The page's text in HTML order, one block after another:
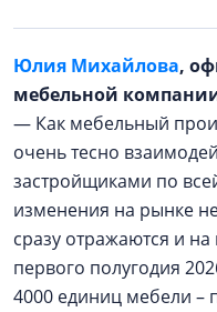
Юлия Михайлова,
мебельной
— Как мебельный
очень тесно
застройщиками по
изменения на рынке
сразу отражаются и
первого полугодия
4000 единиц мебели –